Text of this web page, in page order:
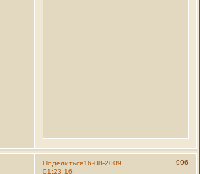
Поделиться 996
16-08-2009
01:23:16